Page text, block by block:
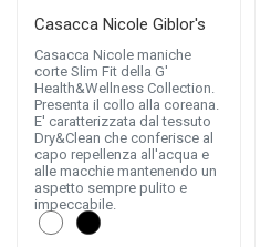
Casacca Nicole Giblor's
Casacca Nicole maniche
corte Slim Fit della G'
Health&Wellness Collection.
Presenta il collo alla coreana.
E' caratterizzata dal tessuto
Dry&Clean che conferisce al
capo repellenza all'acqua e
alle macchie mantenendo un
aspetto sempre pulito e
impeccabile.